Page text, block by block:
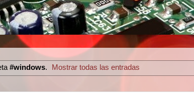
#windows. Mostrar todas las entradas